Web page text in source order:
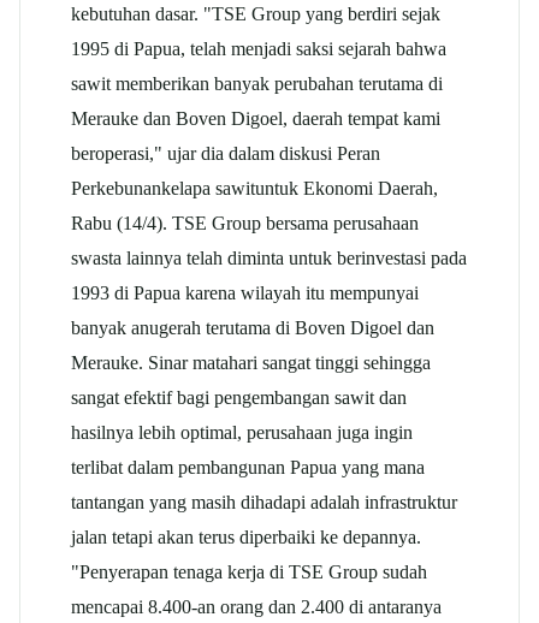
kebutuhan dasar. "TSE Group yang berdiri sejak
1995 di Papua, telah menjadi saksi sejarah bahwa
sawit memberikan banyak perubahan terutama di
Merauke dan Boven Digoel, daerah tempat kami
beroperasi," ujar dia dalam diskusi Peran
Perkebunankelapa sawituntuk Ekonomi Daerah,
Rabu (14/4). TSE Group bersama perusahaan
swasta lainnya telah diminta untuk berinvestasi pada
1993 di Papua karena wilayah itu mempunyai
banyak anugerah terutama di Boven Digoel dan
Merauke. Sinar matahari sangat tinggi sehingga
sangat efektif bagi pengembangan sawit dan
hasilnya lebih optimal, perusahaan juga ingin
terlibat dalam pembangunan Papua yang mana
tantangan yang masih dihadapi adalah infrastruktur
jalan tetapi akan terus diperbaiki ke depannya.
"Penyerapan tenaga kerja di TSE Group sudah
mencapai 8.400-an orang dan 2.400 di antaranya